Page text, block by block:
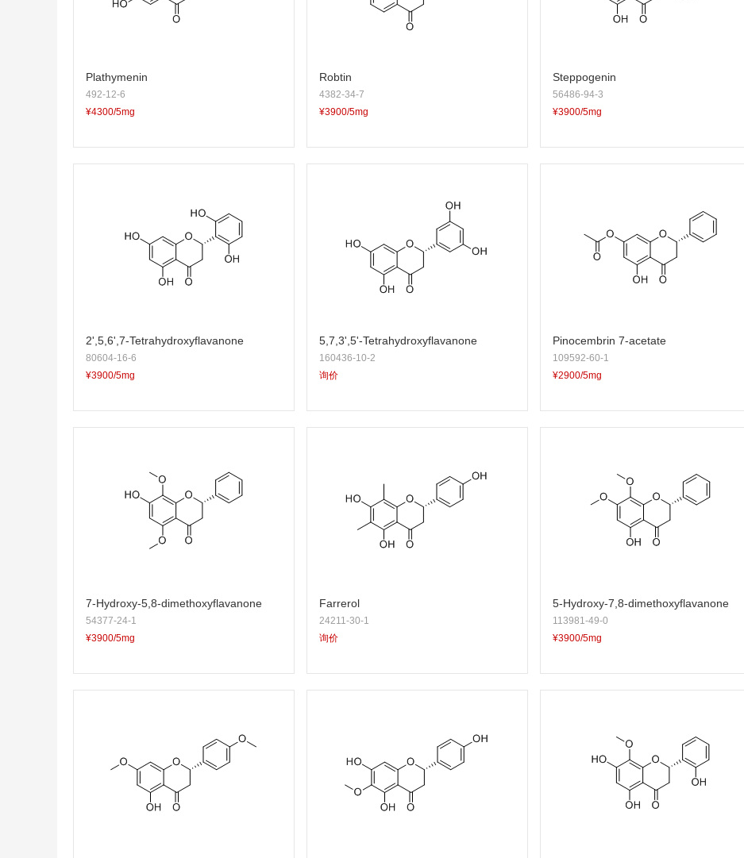
Plathymenin
492-12-6
¥4300/5mg
Robtin
4382-34-7
¥3900/5mg
Steppogenin
56486-94-3
¥3900/5mg
2',5,6',7-Tetrahydroxyflavanone
80604-16-6
¥3900/5mg
5,7,3',5'-Tetrahydroxyflavanone
160436-10-2
询价
Pinocembrin 7-acetate
109592-60-1
¥2900/5mg
7-Hydroxy-5,8-dimethoxyflavanone
54377-24-1
¥3900/5mg
Farrerol
24211-30-1
询价
5-Hydroxy-7,8-dimethoxyflavanone
113981-49-0
¥3900/5mg